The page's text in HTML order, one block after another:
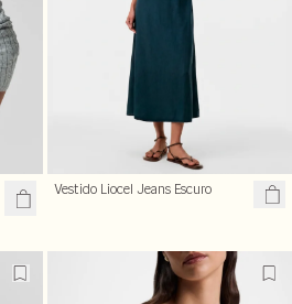
Vestido Liocel Jeans Escuro